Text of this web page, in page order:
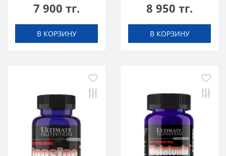
7 900 тг.
В КОРЗИНУ
8 950 тг.
В КОРЗИНУ